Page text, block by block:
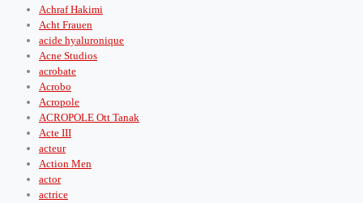
Achraf Hakimi
Acht Frauen
acide hyaluronique
Acne Studios
acrobate
Acrobo
Acropole
ACROPOLE Ott Tanak
Acte III
acteur
Action Men
actor
actrice